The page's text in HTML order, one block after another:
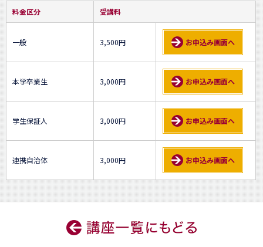
料金区分 受講料
一般 3,500円 お申込み画面へ
本学卒業生 3,000円 お申込み画面へ
学生保証人 3,000円 お申込み画面へ
連携自治体 3,000円 お申込み画面へ